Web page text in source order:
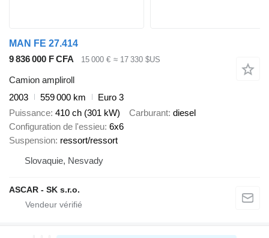
MAN FE 27.414
9 836 000 F CFA
15 000 € ≈ 17 330 $US
Camion ampliroll
2003
559 000 km
Euro 3
Puissance 410 ch (301 kW) Carburant diesel
Configuration de l'essieu 6x6
Suspension ressort/ressort
Slovaquie, Nesvady
ASCAR - SK s.r.o.